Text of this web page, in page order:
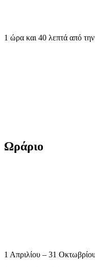
1 ώρα και 40 λεπτά από
Ωράριο
1 Απριλίου – 31